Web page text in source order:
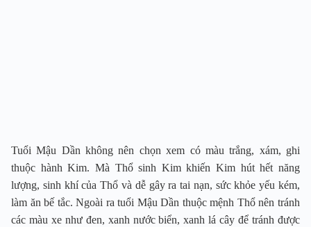
Tuổi Mậu Dần không nên chọn xem có màu trắng, xám, ghi
thuộc hành Kim. Mà Thổ sinh Kim khiến Kim hút hết năng
lượng, sinh khí của Thổ và dễ gây ra tai nạn, sức khỏe yếu kém,
làm ăn bế tắc. Ngoài ra tuổi Mậu Dần thuộc mệnh Thổ nên tránh
các màu xe như đen, xanh nước biển, xanh lá cây để tránh được